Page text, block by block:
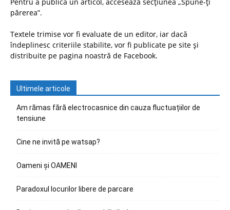
Pentru a publica un articol, accesează secțiunea „Spune-ți
părerea”.
Textele trimise vor fi evaluate de un editor, iar dacă
îndeplinesc criteriile stabilite, vor fi publicate pe site și
distribuite pe pagina noastră de Facebook.
Ultimele articole
Am rămas fără electrocasnice din cauza fluctuațiilor de
tensiune
Cine ne invită pe watsap?
Oameni și OAMENI
Paradoxul locurilor libere de parcare